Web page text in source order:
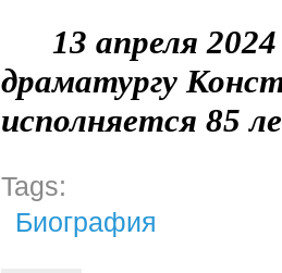
13 апреля
драматургу
исполняется 85
Tags:
Биография